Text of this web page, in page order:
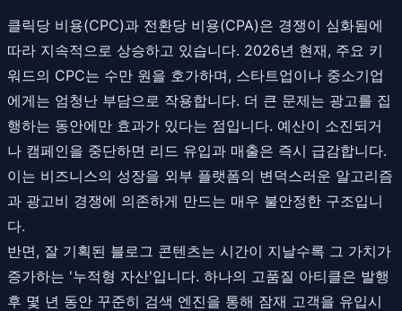
클릭당 비용(CPC)과 전환당 비용(CPA)은 경쟁이 심화됨에
따라 지속적으로 상승하고 있습니다. 2026년 현재, 주요 키
워드의 CPC는 수만 원을 호가하며, 스타트업이나 중소기업
에게는 엄청난 부담으로 작용합니다. 더 큰 문제는 광고를 집
행하는 동안에만 효과가 있다는 점입니다. 예산이 소진되거
나 캠페인을 중단하면 리드 유입과 매출은 즉시 급감합니다.
이는 비즈니스의 성장을 외부 플랫폼의 변덕스러운 알고리즘
과 광고비 경쟁에 의존하게 만드는 매우 불안정한 구조입니
다.
반면, 잘 기획된 블로그 콘텐츠는 시간이 지날수록 그 가치가
증가하는 '누적형 자산'입니다. 하나의 고품질 아티클은 발행
후 몇 년 동안 꾸준히 검색 엔진을 통해 잠재 고객을 유입시